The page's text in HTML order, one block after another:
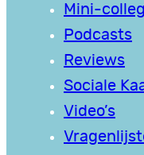
Mini-
Podcasts
Reviews
Sociale
Video’s